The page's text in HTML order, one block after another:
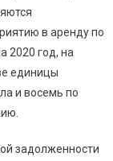
в аренду по
2020 год, на
единицы
и восемь по
задолженности